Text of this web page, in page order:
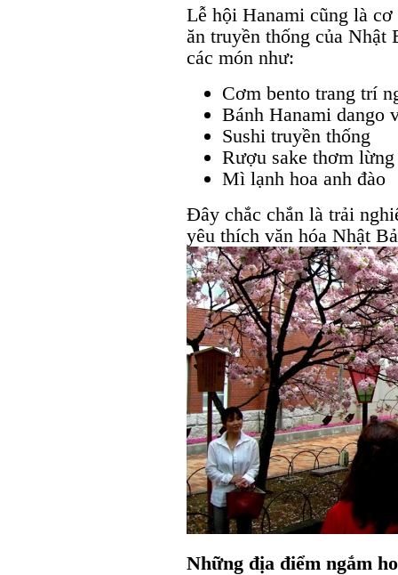
Lễ hội Hanami cũng là
ăn truyền thống của Nhật
các món như:
Cơm bento trang trí
Bánh Hanami dango
Sushi truyền thống
Rượu sake thơm lừng
Mì lạnh hoa anh đào
Đây chắc chắn là trải
yêu thích văn hóa Nhật
Những địa điểm ngắm